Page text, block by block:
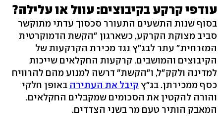
עודפי קרקע בקיבוצים: עוול או עלילה?
בסוף שנות התשעים התעורר סכסוך עדתי מתוקשר
סביב מצוקת הקרקע, כשארגון "הקשת הדמוקרטית
המזרחית" עתר לבג"ץ נגד מכירת הקרקעות של
הקיבוצים והמושבים. קרקעות החקלאים שייכות
למדינה ולקק"ל, ו"הקשת" דרשה למנוע מהם להרוויח
כסף ממכירתן. בג"ץ קיבל את העתירה באופן חלקי
והורה להקטין את הסכומים שמקבלים החקלאים.
המאבק הותיר טעם מר בשני הצדדים.